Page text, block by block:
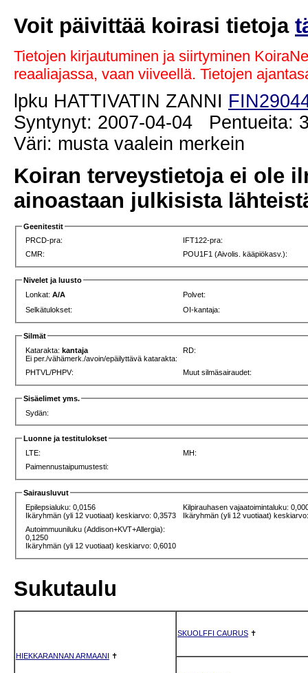
Voit päivittää koirasi tietoja
Tietojen kirjautuminen ja siirtyminen
reaaliajassa, vaan viiveellä. Tietojen
lpku HATTIVATIN ZANNI
Syntynyt: 2007-04-04
Väri: musta vaalein merkein
Koiran terveystietoja ei ole
ainoastaan julkisista
Geenitestit
PRCD-pra:
IFT122-pra:
CMR:
POU1F1 (Aivolis. kääpiökasv.):
Nivelet ja luusto
Lonkat:A/A
Polvet:
Selkätulokset:
OI-kantaja:
Silmät
Katarakta:kantaja
Ei per./vähämerk./avoin/epäilyttävä katarakta:
RD:
PHTVL/PHPV: Muut silmäsairaudet:
Sisäelimet yms.
Sydän:
Luonne ja testitulokset
LTE:
MH:
Paimennustaipumustesti:
Sairausluvut
Epilepsialuku: 0,0156
Ikäryhmän (yli 12 vuotiaat) keskiarvo: 0,3573
Kilpirauhasen vajaatoimintaluku:
Ikäryhmän (yli 12 vuotiaat)
Autoimmuuniluku (Addison+KVT+Allergia):
0,1250
Ikäryhmän (yli 12 vuotiaat) keskiarvo: 0,6010
Sukutaulu
HIEKKARANNAN ARMAANI ✝
SKUOLFFI CAURUS ✝